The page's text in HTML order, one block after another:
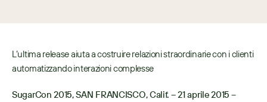
L’ultima release aiuta a costruire relazioni straordinarie con i clienti
automatizzando interazioni complesse
SugarCon 2015, SAN FRANCISCO, Calif. – 21 aprile 2015 –